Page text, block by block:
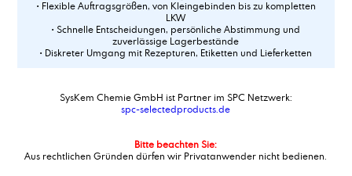
• Flexible Auftragsgrößen, von Kleingebinden bis zu kompletten
LKW
• Schnelle Entscheidungen, persönliche Abstimmung und
zuverlässige Lagerbestände
• Diskreter Umgang mit Rezepturen, Etiketten und Lieferketten
SysKem Chemie GmbH ist Partner im SPC Netzwerk:
spc-selectedproducts.de
Bitte beachten Sie:
Aus rechtlichen Gründen dürfen wir Privatanwender nicht bedienen.